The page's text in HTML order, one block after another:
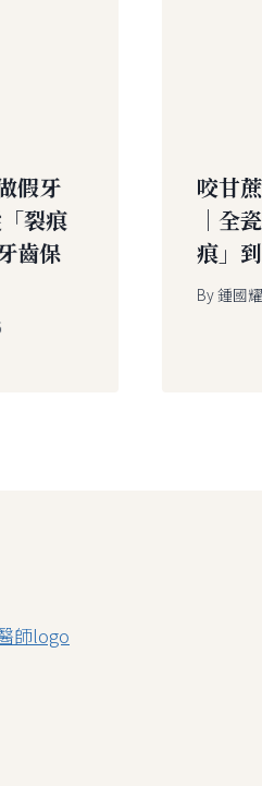
假牙
裂痕
齒保
咬甘
｜全
痕」
By鍾國